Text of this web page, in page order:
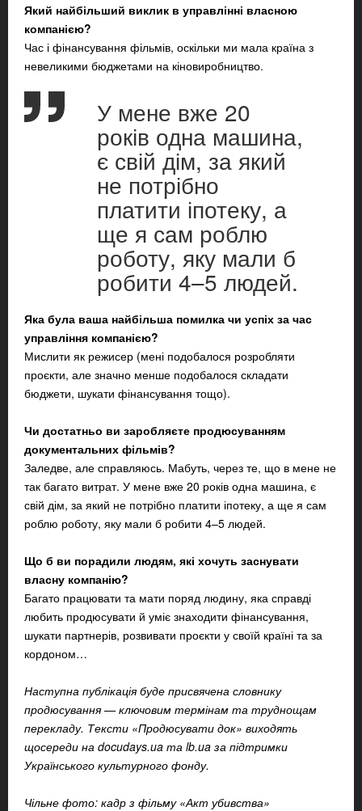
Який найбільший виклик в управлінні власною
компанією?
Час і фінансування фільмів, оскільки ми мала країна з
невеликими бюджетами на кіновиробництво.
У мене вже 20
років одна машина,
є свій дім, за який
не потрібно
платити іпотеку, а
ще я сам роблю
роботу, яку мали б
робити 4–5 людей.
Яка була ваша найбільша помилка чи успіх за час
управління компанією?
Мислити як режисер (мені подобалося розробляти
проєкти, але значно менше подобалося складати
бюджети, шукати фінансування тощо).
Чи достатньо ви заробляєте продюсуванням
документальних фільмів?
Заледве, але справляюсь. Мабуть, через те, що в мене не
так багато витрат. У мене вже 20 років одна машина, є
свій дім, за який не потрібно платити іпотеку, а ще я сам
роблю роботу, яку мали б робити 4–5 людей.
Що б ви порадили людям, які хочуть заснувати
власну компанію?
Багато працювати та мати поряд людину, яка справді
любить продюсувати й уміє знаходити фінансування,
шукати партнерів, розвивати проєкти у своїй країні та за
кордоном…
Наступна публікація буде присвячена словнику
продюсування — ключовим термінам та труднощам
перекладу. Тексти «Продюсувати док» виходять
щосереди на docudays.ua та lb.ua за підтримки
Українського культурного фонду.
Чільне фото: кадр з фільму «Акт убивства»